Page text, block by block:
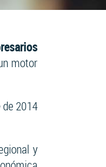
motor
de 2014
y